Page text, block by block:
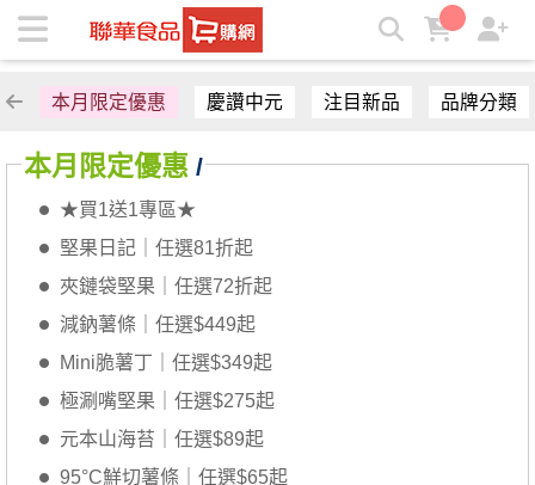
聯華食品e購網-Official Online Store | ★聯華食品e購網★
本月限定優惠 慶讚中元 注目新品 品牌分類
本月限定優惠 /
★買1送1專區★
堅果日記｜任選81折起
夾鏈袋堅果｜任選72折起
減鈉薯條｜任選$449起
Mini脆薯丁｜任選$349起
極涮嘴堅果｜任選$275起
元本山海苔｜任選$89起
95°C鮮切薯條｜任選$65起